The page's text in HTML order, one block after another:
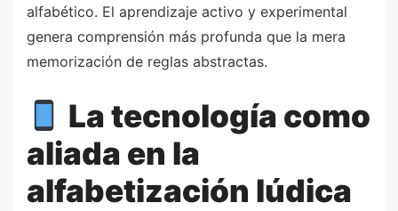
alfabético. El aprendizaje activo y experimental
genera comprensión más profunda que la mera
memorización de reglas abstractas.
La tecnología como
aliada en la
alfabetización lúdica